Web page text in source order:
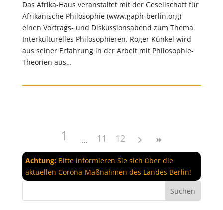
Das Afrika-Haus veranstaltet mit der Gesellschaft für
Afrikanische Philosophie (www.gaph-berlin.org)
einen Vortrags- und Diskussionsabend zum Thema
Interkulturelles Philosophieren. Roger Künkel wird
aus seiner Erfahrung in der Arbeit mit Philosophie-
Theorien aus…
1 11 12
Achtung:Bitte informieren Sie sich über die
aktuellen Corona-Maßnahmen des Landes Berlin!